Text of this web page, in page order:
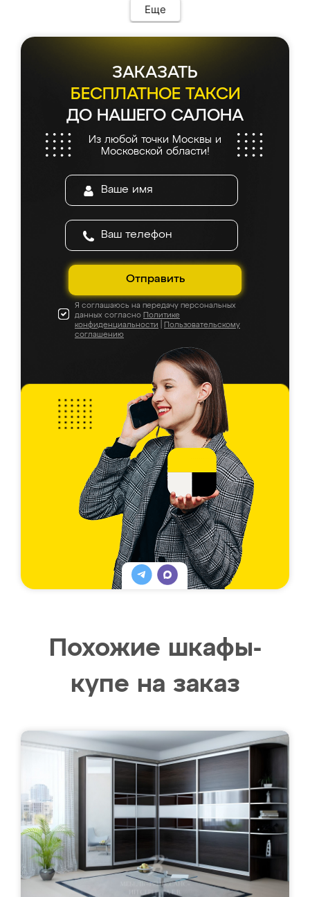
Еще
ЗАКАЗАТЬ
БЕСПЛАТНОЕ ТАКСИ
ДО НАШЕГО САЛОНА
Из любой точки Москвы и
Московской области!
Отправить
Я соглашаюсь на передачу персональных
данных согласно Политике
конфиденциальности
Пользовательскому
соглашению
Похожие шкафы-
купе на заказ